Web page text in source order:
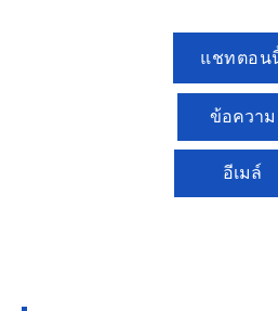
แชทตอน
ข้อความ
อีเมล์